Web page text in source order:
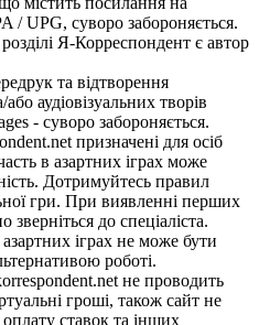
/ UPG, суворо забороняється.
Я-Корреспондент є автор
та відтворення
аудіовізуальних творів
- суворо забороняється.
призначені для осіб
в азартних іграх може
Дотримуйтесь правил
гри. При виявленні перших
зверніться до спеціаліста.
іграх не може бути
роботі.
не проводить
гроші, також сайт не
ставок та інших